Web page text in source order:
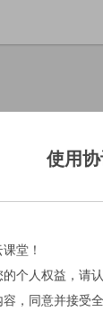
使用
堂！
个人权益，请
容，同意并接受